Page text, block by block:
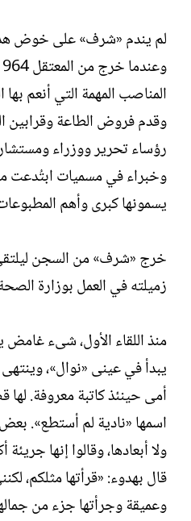
لم يندم «شرف» على خوض
المناصب المهمة التي أنعم
وقدم فروض الطاعة وقرابين
رؤساء تحرير ووزراء
وخبراء في مسميات ابتُدعت
يسمونها كبرى وأهم
خرج «شرف» من السجن
زميلته في العمل بوزارة
منذ اللقاء الأول، شىء
يبدأ في عينى «نوال»،
أمى حينئذ كاتبة معروفة.
اسمها «نادية لم أستطع».
ولا أبعادها، وقالوا إنها
قال بهدوء: «قرأتها مثلكم،
وعميقة وجرأتها جزء من